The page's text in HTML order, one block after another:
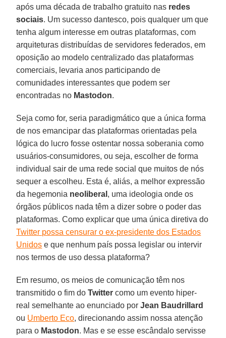
após uma década de trabalho gratuito nas redes
sociais. Um sucesso dantesco, pois qualquer um que
tenha algum interesse em outras plataformas, com
arquiteturas distribuídas de servidores federados, em
oposição ao modelo centralizado das plataformas
comerciais, levaria anos participando de
comunidades interessantes que podem ser
encontradas no Mastodon.
Seja como for, seria paradigmático que a única forma
de nos emancipar das plataformas orientadas pela
lógica do lucro fosse ostentar nossa soberania como
usuários-consumidores, ou seja, escolher de forma
individual sair de uma rede social que muitos de nós
sequer a escolheu. Esta é, aliás, a melhor expressão
da hegemonia neoliberal , uma ideologia onde os
órgãos públicos nada têm a dizer sobre o poder das
plataformas. Como explicar que uma única diretiva do
Twitter possa censurar o ex-presidente dos Estados
Unidos e que nenhum país possa legislar ou intervir
nos termos de uso dessa plataforma?
Em resumo, os meios de comunicação têm nos
transmitido o fim doTwitter como um evento hiper-
real semelhante ao enunciado porJean Baudrillard
ou Umberto Eco, direcionando assim nossa atenção
para o Mastodon. Mas e se esse escândalo servisse